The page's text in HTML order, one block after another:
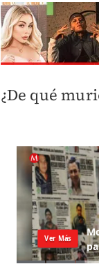
¿De qué